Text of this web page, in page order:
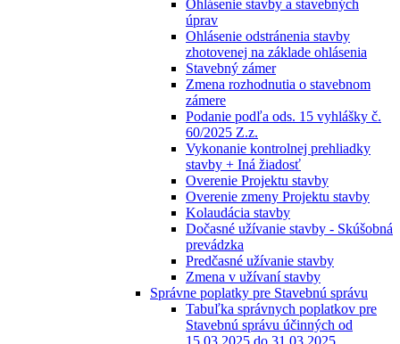
Ohlásenie stavby a stavebných
úprav
Ohlásenie odstránenia stavby
zhotovenej na základe ohlásenia
Stavebný zámer
Zmena rozhodnutia o stavebnom
zámere
Podanie podľa ods. 15 vyhlášky č.
60/2025 Z.z.
Vykonanie kontrolnej prehliadky
stavby + Iná žiadosť
Overenie Projektu stavby
Overenie zmeny Projektu stavby
Kolaudácia stavby
Dočasné užívanie stavby - Skúšobná
prevádzka
Predčasné užívanie stavby
Zmena v užívaní stavby
Správne poplatky pre Stavebnú správu
Tabuľka správnych poplatkov pre
Stavebnú správu účinných od